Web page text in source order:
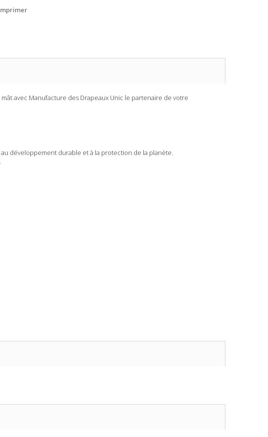
avec Manufacture des Drapeaux Unic le partenaire de votre
développement durable et à la protection de la planète.